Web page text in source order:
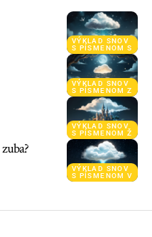
VÝKLAD SNOV
S PÍSMENOM S
VÝKLAD SNOV
S PÍSMENOM Z
VÝKLAD SNOV
S PÍSMENOM Ž
VÝKLAD SNOV
S PÍSMENOM V